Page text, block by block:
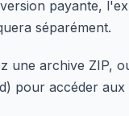
payante,
séparément.
une archive ZIP,
pour accéder aux